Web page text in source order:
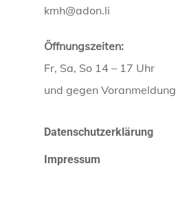
kmh@adon.li
Öffnungszeiten:
Fr, Sa, So 14 – 17 Uhr
und gegen Voranmeldung
Datenschutzerklärung
Impressum